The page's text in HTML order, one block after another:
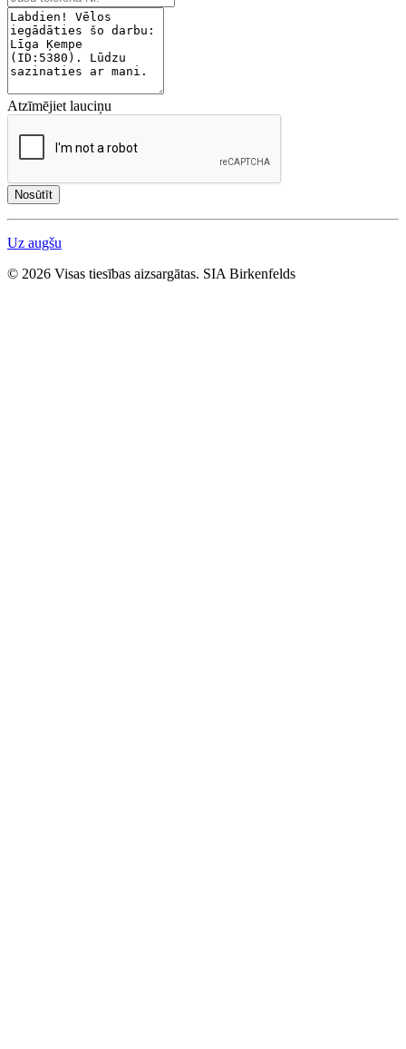
Atzīmējiet lauciņu
Nosūtīt
Uz augšu
© 2026 Visas tiesības aizsargātas. SIA Birkenfelds